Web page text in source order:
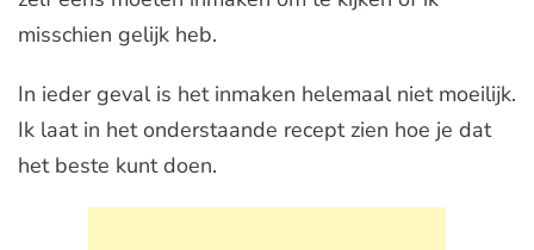
misschien gelijk heb.
In ieder geval is het inmaken helemaal niet moeilijk.
Ik laat in het onderstaande recept zien hoe je dat
het beste kunt doen.